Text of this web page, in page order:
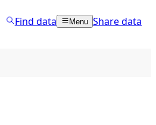
Find data Menu Share data